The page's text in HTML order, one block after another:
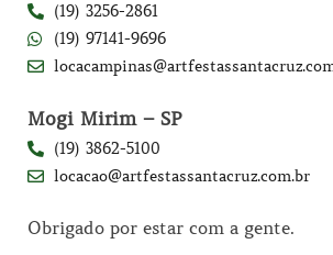
(19) 3256-2861
(19) 97141-9696
Mogi Mirim – SP
(19) 3862-5100
locacao@artfestassantacruz.com.br
Obrigado por estar com a gente.